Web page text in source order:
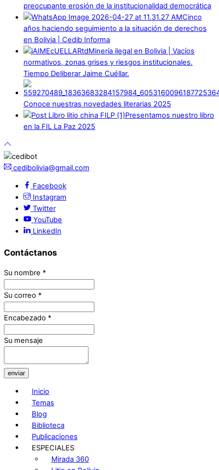
preocupante erosión de la institucionalidad democrática
Cinco
años haciendo seguimiento a la situación de derechos
en Bolivia | Cedib Informa
Minería ilegal en Bolivia | Vacíos
normativos, zonas grises y riesgos institucionales.
Tiempo Deliberar Jaime Cuéllar.
Conoce nuestras novedades literarias 2025
Presentamos nuestro libro
en la FIL La Paz 2025
cedibolivia@gmail.com
Facebook
Instagram
Twitter
YouTube
LinkedIn
Contáctanos
Su nombre *
Su correo *
Encabezado *
Su mensaje
enviar
Inicio
Temas
Blog
Biblioteca
Publicaciones
ESPECIALES
Mirada 360